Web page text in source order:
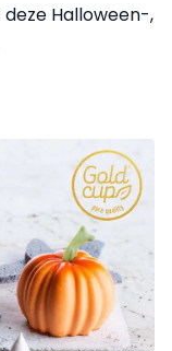
Halloween-,